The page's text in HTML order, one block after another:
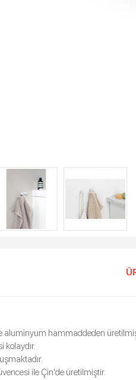
aluminyum hammaddeden
kolaydır.
ile Çin'de üretilmiştir.